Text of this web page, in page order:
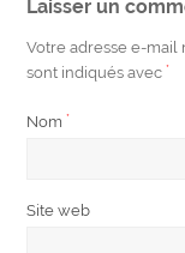
Laisser un
Votre adresse e-mail
sont indiqués avec *
Nom *
Site web